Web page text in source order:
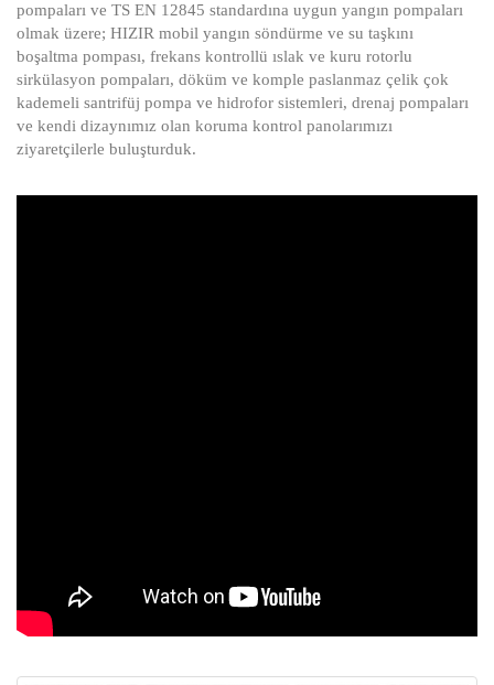
pompaları ve TS EN 12845 standardına uygun yangın pompaları
olmak üzere; HIZIR mobil yangın söndürme ve su taşkını
boşaltma pompası, frekans kontrollü ıslak ve kuru rotorlu
sirkülasyon pompaları, döküm ve komple paslanmaz çelik çok
kademeli santrifüj pompa ve hidrofor sistemleri, drenaj pompaları
ve kendi dizaynımız olan koruma kontrol panolarımızı
ziyaretçilerle buluşturduk.